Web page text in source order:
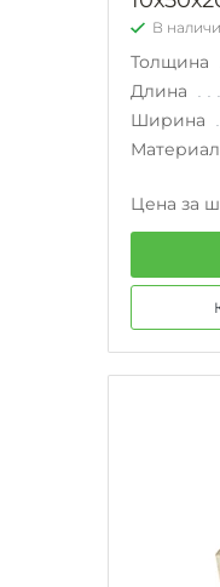
В
Толщина
Длина
Ширина
Материал
Цена за